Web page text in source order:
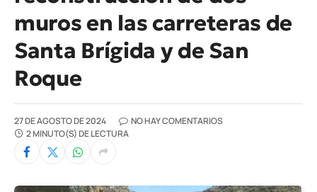
muros en las carreteras de
Santa Brígida y de San
Roque
27 DE AGOSTO DE 2024
NO HAY COMENTARIOS
2 MINUTO(S) DE LECTURA